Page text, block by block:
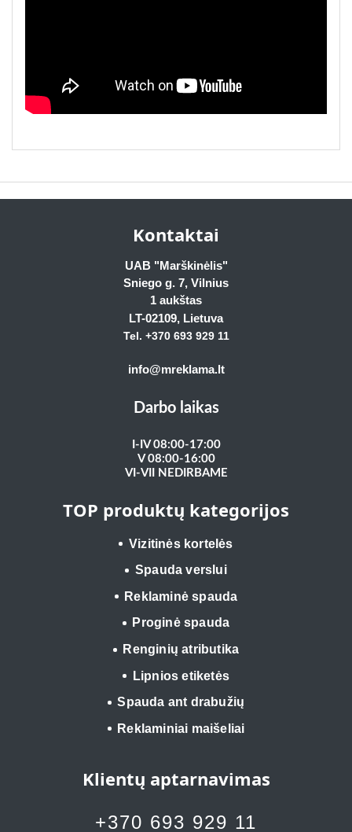
Kontaktai
UAB "Marškinėlis"
Sniego g. 7, Vilnius
1 aukštas
LT-02109, Lietuva
Tel. +370 693 929 11
info@mreklama.lt
Darbo laikas
I-IV 08:00-17:00
V 08:00-16:00
VI-VII NEDIRBAME
TOP produktų kategorijos
Vizitinės kortelės
Spauda verslui
Reklaminė spauda
Proginė spauda
Renginių atributika
Lipnios etiketės
Spauda ant drabužių
Reklaminiai maišeliai
Klientų aptarnavimas
+370 693 929 11